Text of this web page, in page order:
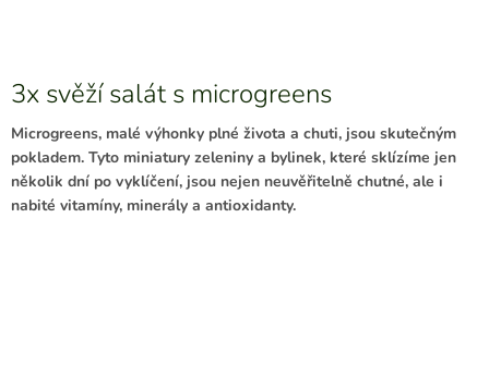
3x svěží salát s microgreens
Microgreens, malé výhonky plné života a chuti, jsou skutečným
pokladem. Tyto miniatury zeleniny a bylinek, které sklízíme jen
několik dní po vyklíčení, jsou nejen neuvěřitelně chutné, ale i
nabité vitamíny, minerály a antioxidanty.